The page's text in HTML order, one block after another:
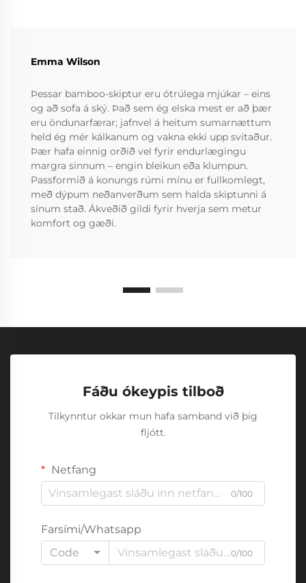
Emma Wilson
Þessar bamboo-skiptur eru ótrúlega mjúkar – eins
og að sofa á ský. Það sem ég elska mest er að þær
eru öndunarfærar; jafnvel á heitum sumarnættum
held ég mér kálkanum og vakna ekki upp svitaður.
Þær hafa einnig orðið vel fyrir endurlægingu
margra sinnum – engin bleikun eða klumpun.
Passformið á konungs rúmi mínu er fullkomlegt,
með dýpum neðanverðum sem halda skiptunni á
sínum stað. Ákveðið gildi fyrir hverja sem metur
komfort og gæði.
Fáðu ókeypis tilboð
Tilkynntur okkar mun hafa samband við þig
fljótt.
Netfang
0/100
Farsími/Whatsapp
Code
0/100